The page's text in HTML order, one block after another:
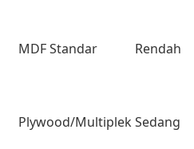
MDF Standar Rendah
Plywood/MultiplekSedang